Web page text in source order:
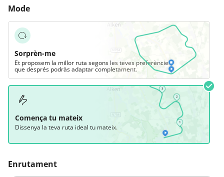
Mode
Sorprèn-me
Et proposem la millor ruta segons les teves preferències,
que després podràs adaptar completament.
Comença tu mateix
Dissenya la teva ruta ideal tu mateix.
Enrutament